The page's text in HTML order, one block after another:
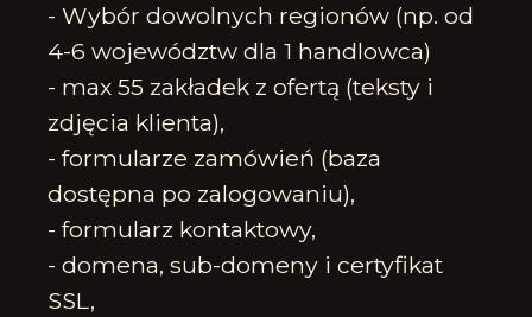
- Wybór dowolnych regionów (np. od
4-6 województw dla 1 handlowca)
- max 55 zakładek z ofertą (teksty i
zdjęcia klienta),
- formularze zamówień (baza
dostępna po zalogowaniu),
- formularz kontaktowy,
- domena, sub-domeny i certyfikat
SSL,